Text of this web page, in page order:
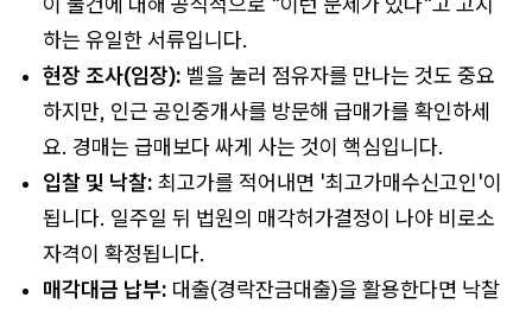
하는 유일한 서류입니다.
현장 조사(임장): 벨을 눌러 점유자를 만나는 것도 중요
하지만, 인근 공인중개사를 방문해 급매가를 확인하세
요. 경매는 급매보다 싸게 사는 것이 핵심입니다.
입찰 및 낙찰: 최고가를 적어내면 '최고가매수신고인'이
됩니다. 일주일 뒤 법원의 매각허가결정이 나야 비로소
자격이 확정됩니다.
매각대금 납부: 대출(경락잔금대출)을 활용한다면 낙찰